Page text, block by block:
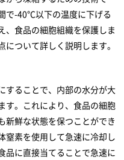
で-40°C以下の温度に下げる
、食品の細胞組織を保護しま
ついて詳しく説明します。
することで、内部の水分が大
す。これにより、食品の細胞
新鮮な状態を保つことができ
窒素を使用して急速に冷却し
品に直接当てることで急速に